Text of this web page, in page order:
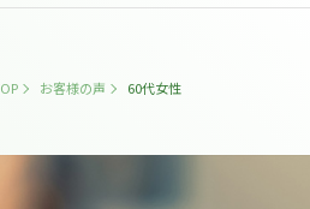
お客様の声 60代女性